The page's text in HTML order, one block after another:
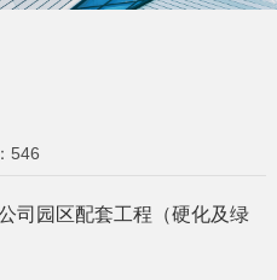
546
司园区配套工程（硬化及绿